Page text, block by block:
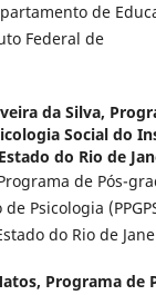
de
Federal de
da Silva,
Social do
do Rio de
de Pós-
Psicologia
do Rio de
Programa de